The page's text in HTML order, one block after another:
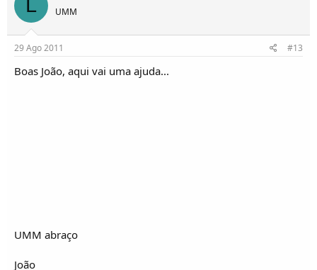
L UMM
29 Ago 2011 #13
Boas João, aqui vai uma ajuda...
UMM abraço
João